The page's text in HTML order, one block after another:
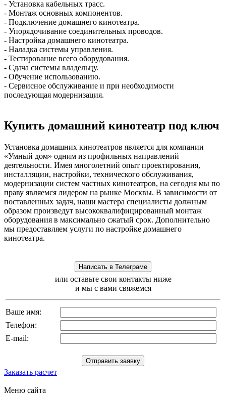
- Установка кабельных трасс.
- Монтаж основных компонентов.
- Подключение домашнего кинотеатра.
- Упорядочивание соединительных проводов.
- Настройка домашнего кинотеатра.
- Наладка системы управления.
- Тестирование всего оборудования.
- Сдача системы владельцу.
- Обучение использованию.
- Сервисное обслуживание и при необходимости
последующая модернизация.
Купить домашний кинотеатр под ключ
Установка домашних кинотеатров является для компании
«Умный дом» одним из профильных направлений
деятельности. Имея многолетний опыт проектирования,
инсталляции, настройки, технического обслуживания,
модернизации систем частных кинотеатров, на сегодня мы по
праву являемся лидером на рынке Москвы. В зависимости от
поставленных задач, наши мастера специалисты должным
образом произведут высококвалифицированный монтаж
оборудования в максимально сжатый срок. Дополнительно
мы предоставляем услуги по настройке домашнего
кинотеатра.
или оставьте свои контакты ниже
и мы с вами свяжемся
Ваше имя:
Телефон:
E-mail:
Заказать расчет
Меню сайта